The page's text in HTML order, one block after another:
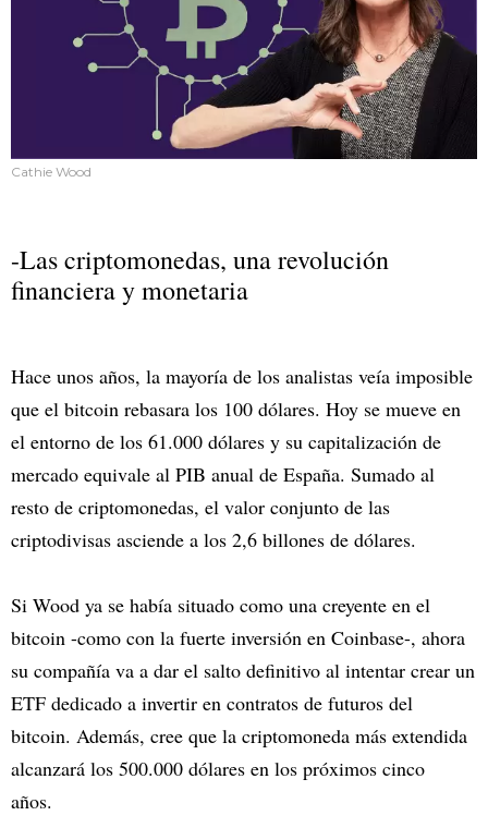
Cathie Wood
-Las criptomonedas, una revolución
financiera y monetaria
Hace unos años, la mayoría de los analistas veía imposible
que el bitcoin rebasara los 100 dólares. Hoy se mueve en
el entorno de los 61.000 dólares y su capitalización de
mercado equivale al PIB anual de España. Sumado al
resto de criptomonedas, el valor conjunto de las
criptodivisas asciende a los 2,6 billones de dólares.
Si Wood ya se había situado como una creyente en el
bitcoin -como con la fuerte inversión en Coinbase-, ahora
su compañía va a dar el salto definitivo al intentar crear un
ETF dedicado a invertir en contratos de futuros del
bitcoin. Además, cree que la criptomoneda más extendida
alcanzará los 500.000 dólares en los próximos cinco
años.